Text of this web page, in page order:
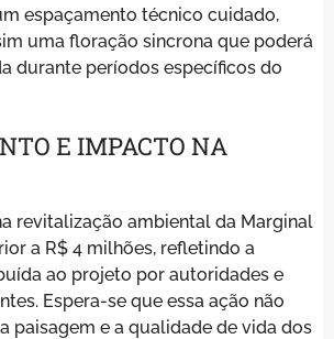
espaçamento técnico cuidado,
uma floração sincrona que poderá
durante períodos específicos do
E IMPACTO NA
revitalização ambiental da Marginal
a R$ 4 milhões, refletindo a
ao projeto por autoridades e
Espera-se que essa ação não
paisagem e a qualidade de vida dos